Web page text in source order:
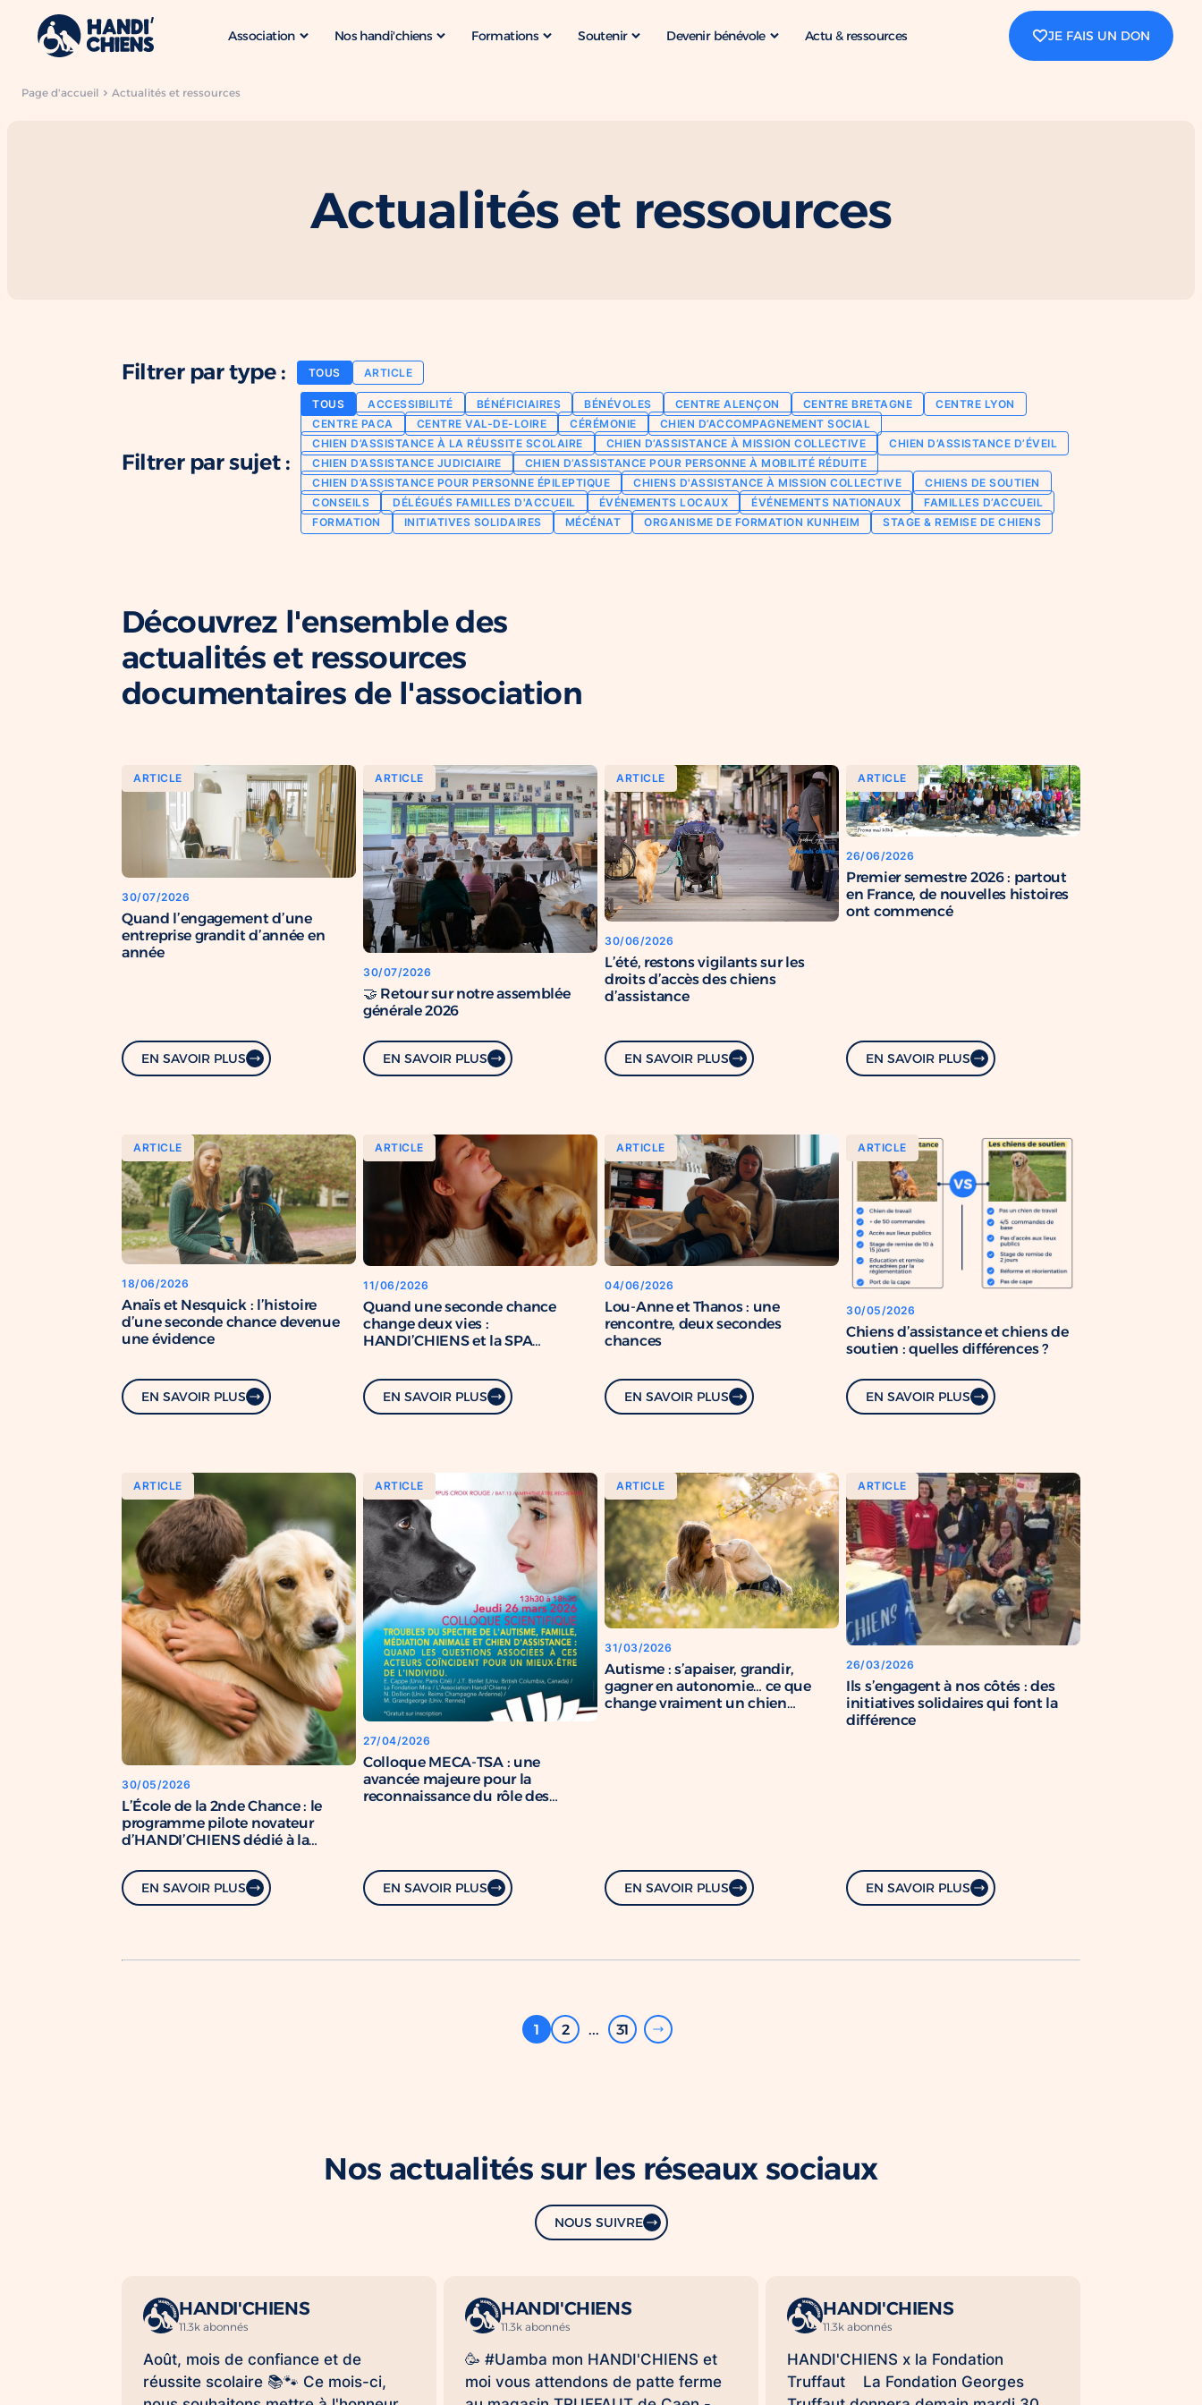
Association Nos handi'chiens Formations Soutenir Devenir bénévole Actu & ressources JE FAIS UN DON
Page d'accueil Actualités et ressources
Actualités et ressources
Filtrer par type : TOUS ARTICLE
Filtrer par sujet :
TOUS ACCESSIBILITÉ BÉNÉFICIAIRES BÉNÉVOLES CENTRE ALENÇON CENTRE BRETAGNE
CENTRE LYON
CENTRE PACA
CENTRE VAL-DE-LOIRE CÉRÉMONIE
CHIEN D’ACCOMPAGNEMENT SOCIAL
CHIEN D’ASSISTANCE À LA RÉUSSITE SCOLAIRE
CHIEN D’ASSISTANCE À MISSION COLLECTIVE
CHIEN D’ASSISTANCE D’ÉVEIL
CHIEN D’ASSISTANCE JUDICIAIRE
CHIEN D’ASSISTANCE POUR PERSONNE À MOBILITÉ RÉDUITE
CHIEN D’ASSISTANCE POUR PERSONNE ÉPILEPTIQUE
CHIENS D'ASSISTANCE À MISSION COLLECTIVE
CHIENS DE SOUTIEN
CONSEILS
DÉLÉGUÉS FAMILLES D'ACCUEIL ÉVÉNEMENTS LOCAUX ÉVÉNEMENTS NATIONAUX
FAMILLES D’ACCUEIL
FORMATION
INITIATIVES SOLIDAIRES MÉCÉNAT ORGANISME DE FORMATION KUNHEIM STAGE & REMISE DE CHIENS
Découvrez l'ensemble des
actualités et ressources
documentaires de l'association
ARTICLE
30/07/2026
Quand l’engagement d’une
entreprise grandit d’année en
année
EN SAVOIR PLUS
ARTICLE
30/07/2026
🤝 Retour sur notre assemblée
générale 2026
EN SAVOIR PLUS
ARTICLE
30/06/2026
L’été, restons vigilants sur les
droits d’accès des chiens
d’assistance
EN SAVOIR PLUS
ARTICLE
26/06/2026
Premier semestre 2026 : partout
en France, de nouvelles histoires
ont commencé
EN SAVOIR PLUS
ARTICLE
18/06/2026
Anaïs et Nesquick : l’histoire
d’une seconde chance devenue
une évidence
EN SAVOIR PLUS
ARTICLE
11/06/2026
Quand une seconde chance
change deux vies :
HANDI’CHIENS et la SPA
commun
EN SAVOIR PLUS
ARTICLE
04/06/2026
Lou-Anne et Thanos : une
rencontre, deux secondes
chances
EN SAVOIR PLUS
ARTICLE
30/05/2026
Chiens d’assistance et chiens de
soutien : quelles différences ?
EN SAVOIR PLUS
ARTICLE
30/05/2026
L’École de la 2nde Chance : le
programme pilote novateur
d’HANDI’CHIENS dédié à la
EN SAVOIR PLUS
ARTICLE
27/04/2026
Colloque MECA-TSA : une
avancée majeure pour la
reconnaissance du rôle des
EN SAVOIR PLUS
ARTICLE
31/03/2026
Autisme : s’apaiser, grandir,
gagner en autonomie… ce que
change vraiment un chien
EN SAVOIR PLUS
ARTICLE
26/03/2026
Ils s’engagent à nos côtés : des
initiatives solidaires qui font la
différence
EN SAVOIR PLUS
1 2 ... 31
Nos actualités sur les réseaux sociaux
NOUS SUIVRE
HANDI'CHIENS
11.3k abonnés
Août, mois de confiance et de
réussite scolaire 📚🐾 Ce mois-ci,
HANDI'CHIENS
11.3k abonnés
🥳 #Uamba mon HANDI'CHIENS et
moi vous attendons de patte ferme
HANDI'CHIENS
11.3k abonnés
HANDI'CHIENS x la Fondation
Truffaut La Fondation Georges